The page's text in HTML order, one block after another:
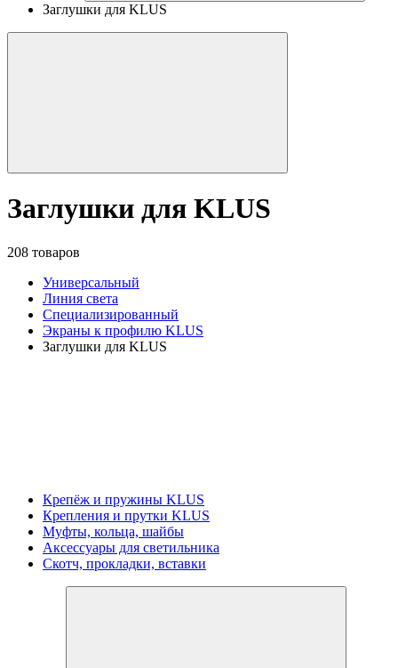
Заглушки для KLUS
Заглушки для KLUS
208 товаров
Универсальный
Линия света
Специализированный
Экраны к профилю KLUS
Заглушки для KLUS
Крепёж и пружины KLUS
Крепления и прутки KLUS
Муфты, кольца, шайбы
Аксессуары для светильника
Скотч, прокладки, вставки